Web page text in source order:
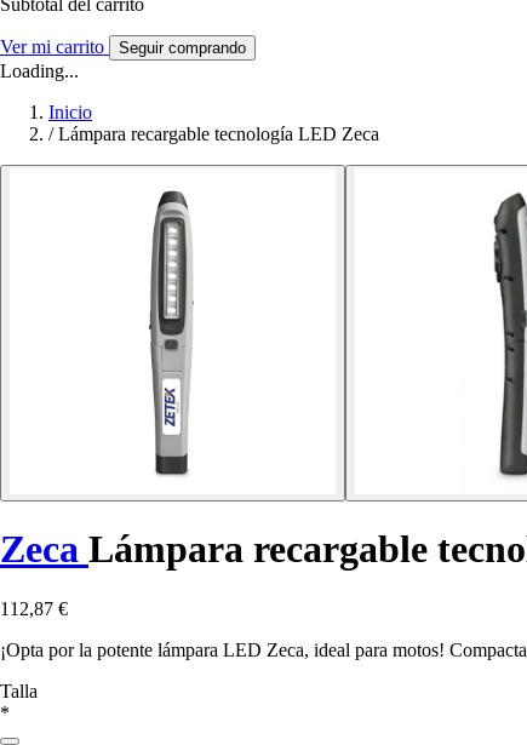
Subtotal del carrito
Ver mi carrito Seguir comprando
Loading...
Inicio
/ Lámpara recargable tecnología LED Zeca
Zeca Lámpara recargable
112,87 €
¡Opta por la potente lámpara LED Zeca, ideal para motos!
Talla
*